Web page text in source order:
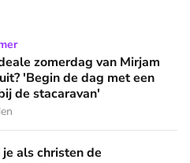
van Mirjam Bouwman eruit?
zomerdag van Mirjam
'Begin de dag met een
de stacaravan'
de buurtbarbecue? ‘Zelfs als
als christen de